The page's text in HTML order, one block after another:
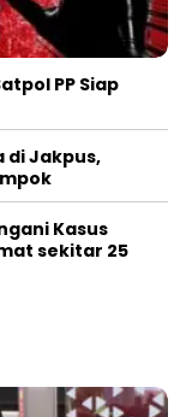
PP Siap
di Jakpus,
Kasus
sekitar 25